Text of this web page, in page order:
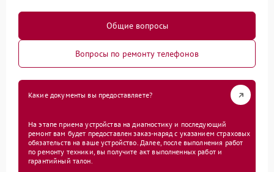
Общие вопросы
Вопросы по ремонту телефонов
Какие документы вы предоставляете?
На этапе приема устройства на диагностику и последующий
ремонт вам будет предоставлен заказ-наряд с указанием страховых
обязательств на ваше устройство. Далее, после выполнения работ
по ремонту техники, вы получите акт выполненных работ и
гарантийный талон.